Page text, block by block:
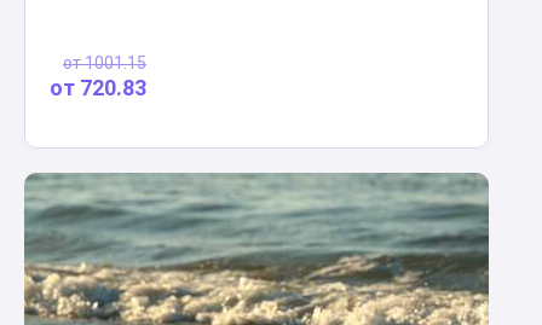
от1001.15
от 720.83